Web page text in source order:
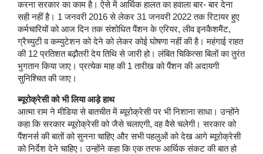
करना सरकार का काम है। ऐसे में आर्थिक हालत का हवाला बार- बार देना
सही नहीं है। 1 जनवरी 2016 से लेकर 31 जनवरी 2022 तक रिटायर हुए
कर्मचारियों को आज दिन तक संशोधित पैंशन के एरियर, लीव इनकैशमैंट,
ग्रैच्युटी व कम्युटेशन को देने को लेकर कोई घोषणा नहीं की है। महंगाई राहत
की 12 प्रतिशत बढ़ौतरी देय तिथि से जारी हो। लंबित चिकित्सा बिलों का तुरंत
भुगतान किया जाए। प्रत्येक माह की 1 तारीख को पैंशन की अदायगी
सुनिश्चित की जाए।
ब्यूरोक्रेसी को भी लिया आड़े हाथ
आत्मा राम ने मीडिया से बातचीत में ब्यूरोक्रेसी पर भी निशाना साधा। उन्होंने
कहा कि सरकार ब्यूरोक्रेसी को जैसे चलाएगी, वह वैसे चलेगी। सरकार को
पैंशनर्स की बातों को सुनना चाहिए और सभी पहलुओं को देख आगे ब्यूरोक्रेसी
को निर्देश देने चाहिए। उन्होंने कहा कि एक तरफ आर्थिक संकट की बात हो